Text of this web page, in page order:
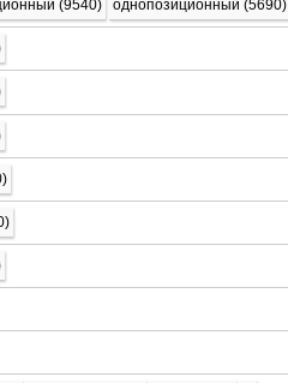
(9540) однопозиционный (5690)